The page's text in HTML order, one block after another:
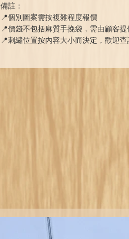
備註：
📍個別圖案需按複雜程度報價
📍價錢不包括麻質手挽袋，需由顧客提
📍刺繡位置按內容大小而決定，歡迎查